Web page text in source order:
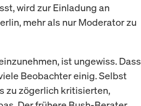
wird zur Einladung an
mehr als nur Moderator zu
ist ungewiss. Dass
Beobachter einig. Selbst
zu zögerlich kritisierten,